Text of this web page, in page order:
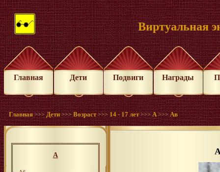
Виртуальная
Главная Дети Подвиги Награды
Главная >>>Дети >>>Возраст >>>14 - 17 лет >>>А >>>Ав
А